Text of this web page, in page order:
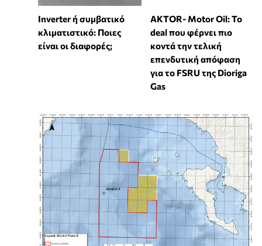
Inverter ή συμβατικό
κλιματιστικό: Ποιες
είναι οι διαφορές;
ΑKTOR- Motor Oil: Το
deal που φέρνει πιο
κοντά την τελική
επενδυτική απόφαση
για το FSRU της Dioriga
Gas